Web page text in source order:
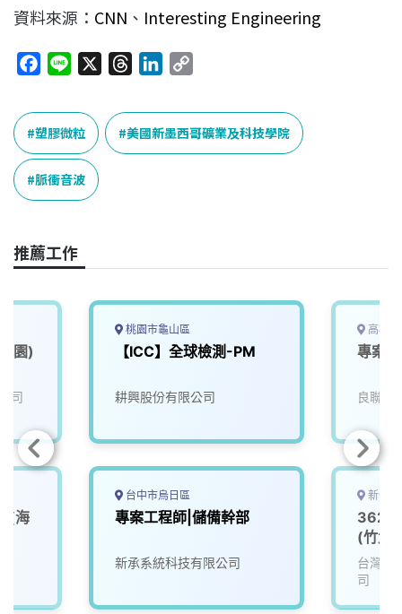
資料來源： CNN 、 Interesting Engineering
c
e
b
o
o
n
e
r
e
a
n
k
e
p
y
L
塑膠微粒 美國新墨西哥礦業及科技學院
脈衝音波
推薦工作
園)
司
(海
桃園市龜山區
【ICC】全球檢測-PM
耕興股份有限公司
台中市烏日區
專案工程師|儲備幹部
新承系統科技有限公司
高雄
專案
良聯工
新竹
(竹北)
台灣矽
司